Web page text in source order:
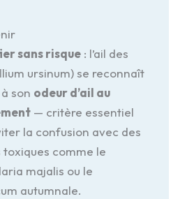
sans risque: l’ail des
ursinum) se reconnaît
son odeur d’ail au
— critère essentiel
la confusion avec des
toxiques comme le
majalis ou le
autumnale.